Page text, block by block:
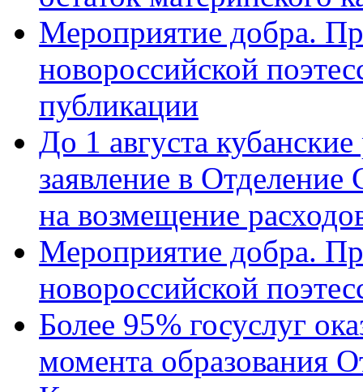
Мероприятие добра.
новороссийской
публикации
До 1 августа
заявление в
на возмещение
Мероприятие добра.
новороссийской
Более 95% госуслуг
момента образования